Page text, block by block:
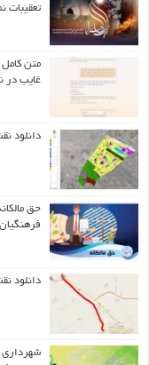
تعقیبات
متن
غایب در
دانلود نقشه منطقه ۱۲
حق
فرهنگیان
دانلود
شهرداری